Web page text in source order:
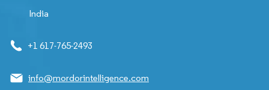
India
+1 617-765-2493
info@mordorintelligence.com